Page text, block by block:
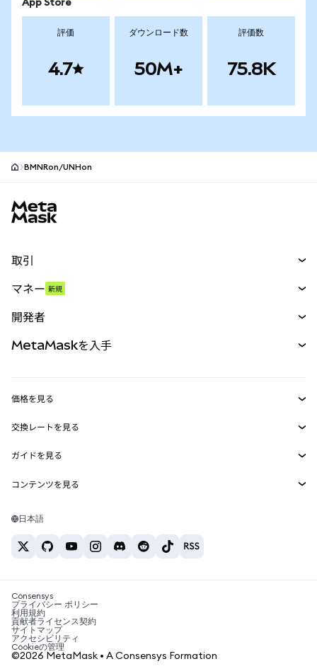
App Store
評価
4.7
ダウンロード数
50M+
評価数
75.8K
BMNRon/UNHon
取引
パーペチュアル
RWA
マネー 新規
開発者
MetaMask Connect
Snaps
Web3サービス
MetaMaskを入手
セキュリティ
サポート
キャリア
お問い合わせ
価格を見る
イーサリアムの価格
Solanaの価格
Tetherの価格
交換レートを見る
ETH→USD
USDT→INR
BTC→INR
ETH→USDT
ガイドを見る
ETHの購入
USDTの購入
SHIBの購入
BNBの購入
コンテンツを見る
Solanaウォレット
税制関連ニュース
暗号資産の購入方法は？
ビットコインを売るには？
日本語
Consensys
プライバシー ポリシー
利用規約
貢献者ライセンス契約
サイトマップ
アクセシビリティ
Cookieの管理
©2026 MetaMask • A Consensys Formation